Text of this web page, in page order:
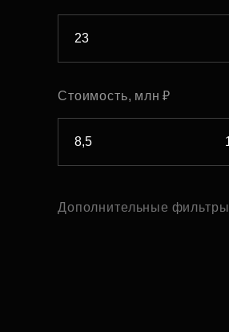
Стоимость, млн ₽
Дополнительные фильтры